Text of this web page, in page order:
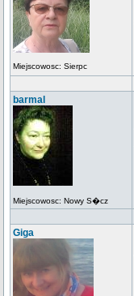
Miejscowosc: Sierpc
barmal
Miejscowosc: Nowy S�cz
Giga